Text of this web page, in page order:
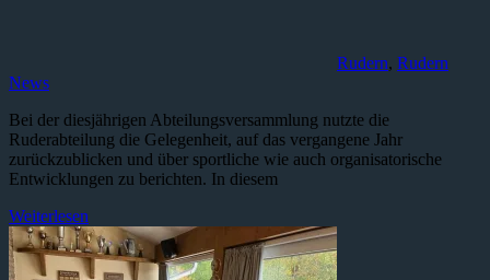
Rudern, Rudern
News
Bei der diesjährigen Abteilungsversammlung nutzte die
Ruderabteilung die Gelegenheit, auf das vergangene Jahr
zurückzublicken und über sportliche wie auch organisatorische
Entwicklungen zu berichten. In diesem
Weiterlesen